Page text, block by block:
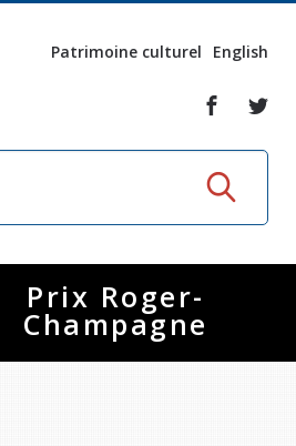
Patrimoine culturel English
Prix Roger-
Champagne